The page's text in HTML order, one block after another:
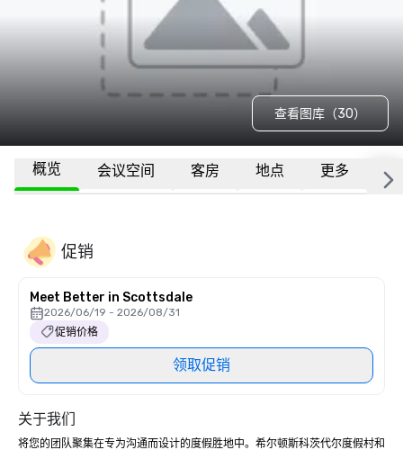
查看图库（30）
概览 会议空间 客房 地点 更多 常
促销
Meet Better in Scottsdale
2026/06/19 - 2026/08/31
促销价格
领取促销
关于我们
将您的团队聚集在专为沟通而设计的度假胜地中。希尔顿斯科茨代尔度假村和